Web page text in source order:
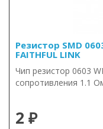
Резистор SMD
FAITHFUL LINK
Чип резистор 0603
сопротивления 1.1
2 ₽